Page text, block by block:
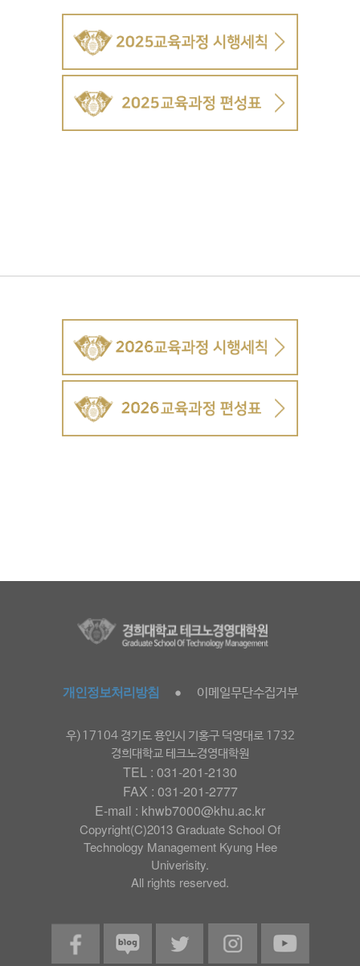
개인정보처리방침 ● 이메일무단수집거부
우)17104 경기도 용인시 기홍구 덕영대로 1732
경희대학교 테크노경영대학원
TEL : 031-201-2130
FAX : 031-201-2777
E-mail : khwb7000@khu.ac.kr
Copyright(C)2013 Graduate School Of
Technology Management Kyung Hee
Univerisity.
All rights reserved.